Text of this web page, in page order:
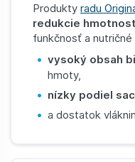
Produkty radu
redukcie hmotnost
funkčnosť a
vysoký obsah
hmoty,
nízky podiel
a dostatok